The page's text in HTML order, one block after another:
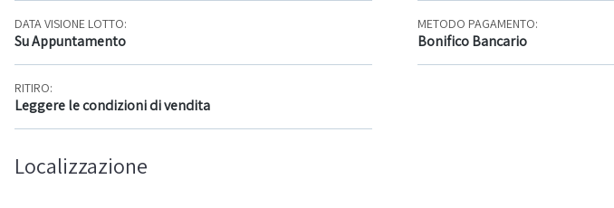
DATA VISIONE LOTTO:
Su Appuntamento
METODO PAGAMENTO:
Bonifico Bancario
RITIRO:
Leggere le condizioni di vendita
Localizzazione